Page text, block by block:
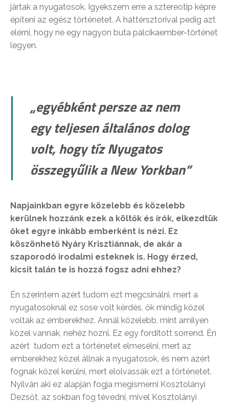
jártak a nyugatosok. Igyekszem erre a sztereotip képre
építeni az egész történetet. A háttérsztorival pedig azt
elérni, hogy ne egy nagyon buta pálcikaember-történet
legyen.
„egyébként persze az nem
egy teljesen általános dolog
volt, hogy tíz Nyugatos
összegyűlik a New Yorkban”
Napjainkban egyre közelebb és közelebb
kerülnek hozzánk ezek a költők és írók, elkezdtük
őket egyre inkább emberként is nézi. Ez
köszönhető Nyáry Krisztiánnak, de akár a
szaporodó irodalmi esteknek is. Hogy érzed,
kicsit talán te is hozzá fogsz adni ehhez?
Én szerintem azért tudom ezt megcsinálni, mert a
nyugatosoknál ez sose volt kérdés, ők mindig közel
voltak az emberekhez. Annál közelebb, mint amilyen
közel vannak, nehéz hozni. Ez egy fordított sorrend. Én
azért tudom ezt a történetet elmesélni, mert az
emberekhez közel állnak a nyugatosok, és nem azért
fognak közel kerülni, mert elolvassák ezt a történetet.
Nyilván aki ez alapján fogja megismerni Kosztolányi
Dezsőt, az sokban fog tévedni, mivel Kosztolányi